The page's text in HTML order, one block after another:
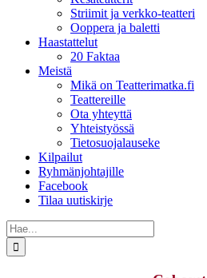
Striimit ja verkko-teatteri
Ooppera ja baletti
Haastattelut
20 Faktaa
Meistä
Mikä on Teatterimatka.fi
Teattereille
Ota yhteyttä
Yhteistyössä
Tietosuojalauseke
Kilpailut
Ryhmänjohtajille
Facebook
Tilaa uutiskirje
Etsi
...